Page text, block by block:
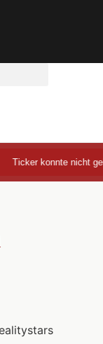
Ticker konnte nicht